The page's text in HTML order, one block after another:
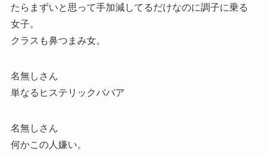
たらまずいと思って手加減してるだけなのに調子に乗る
女子。
クラスも鼻つまみ女。
名無しさん
単なるヒステリックババア
名無しさん
何かこの人嫌い。